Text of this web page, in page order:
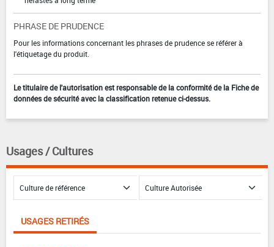
PHRASE DE PRUDENCE
Pour les informations concernant les phrases de prudence se référer à
l'étiquetage du produit.
Le titulaire de l'autorisation est responsable de la conformité de la Fiche de
données de sécurité avec la classification retenue ci-dessus.
Usages / Cultures
USAGES RETIRÉS